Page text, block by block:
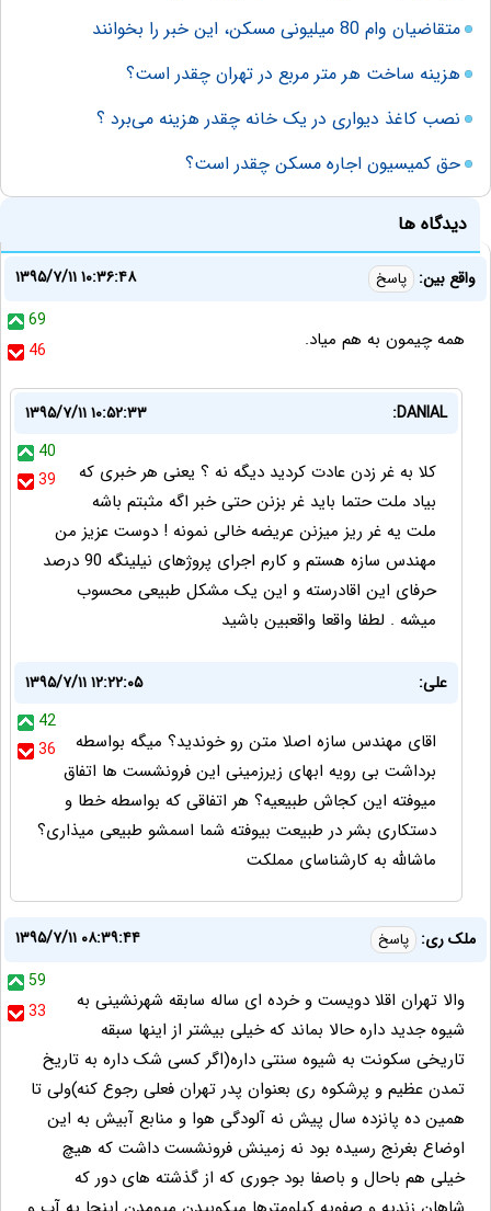
متقاضیان وام 80 میلیونی مسکن، این خبر را بخوانند
هزینه‌ ساخت هر متر مربع در تهران چقدر است؟
نصب کاغذ دیواری در یک خانه چقدر هزینه می‌برد ؟
حق کمیسیون اجاره مسکن چقدر است؟
دیدگاه ها
واقع بین: پاسخ
۱۳۹۵/۷/۱۱ ۱۰:۳۶:۴۸
69
46
همه چیمون به هم میاد.
DANIAL:
۱۳۹۵/۷/۱۱ ۱۰:۵۲:۳۳
40
39
کلا به غر زدن عادت کردید دیگه نه ؟ یعنی هر خبری که
بیاد ملت حتما باید غر بزنن حتی خبر اگه مثبتم باشه
ملت یه غر ریز میزنن عریضه خالی نمونه ! دوست عزیز من
مهندس سازه هستم و کارم اجرای پروژهای نیلینگه 90 درصد
حرفای این اقادرسته و این یک مشکل طبیعی محسوب
میشه . لطفا واقعا واقعبین باشید
علی:
۱۳۹۵/۷/۱۱ ۱۲:۲۲:۰۵
42
36
اقای مهندس سازه اصلا متن رو خوندید؟ میگه بواسطه
برداشت بی رویه ابهای زیرزمینی این فرونشست ها اتفاق
میوفته این کجاش طبیعیه؟ هر اتفاقی که بواسطه خطا و
دستکاری بشر در طبیعت بیوفته شما اسمشو طبیعی میذاری؟
ماشالله به کارشناسای مملکت
ملک ری: پاسخ
۱۳۹۵/۷/۱۱ ۰۸:۳۹:۴۴
59
33
والا تهران اقلا دویست و خرده ای ساله سابقه شهرنشینی به
شیوه جدید داره حالا بماند که خیلی بیشتر از اینها سبقه
تاریخی سکونت به شیوه سنتی داره(اگر کسی شک داره به تاریخ
تمدن عظیم و پرشکوه ری بعنوان پدر تهران فعلی رجوع کنه)ولی تا
همین ده پانزده سال پیش نه آلودگی هوا و منابع آبیش به این
اوضاع بغرنج رسیده بود نه زمینش فرونشست داشت که هیچ
خیلی هم باحال و باصفا بود جوری که از گذشته های دور که